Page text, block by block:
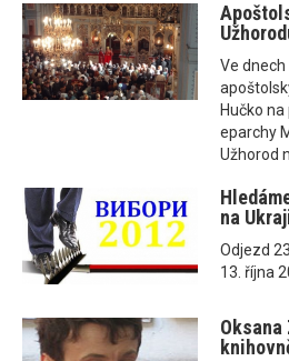
Ve dnech
Hučko
eparchy
Užhorod
na
Odjezd
13. října